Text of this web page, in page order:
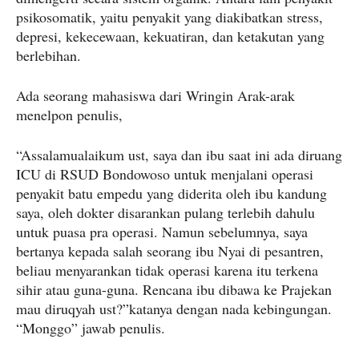
psikosomatik, yaitu penyakit yang diakibatkan stress,
depresi, kekecewaan, kekuatiran, dan ketakutan yang
berlebihan.
Ada seorang mahasiswa dari Wringin Arak-arak
menelpon penulis,
“Assalamualaikum ust, saya dan ibu saat ini ada diruang
ICU di RSUD Bondowoso untuk menjalani operasi
penyakit batu empedu yang diderita oleh ibu kandung
saya, oleh dokter disarankan pulang terlebih dahulu
untuk puasa pra operasi. Namun sebelumnya, saya
bertanya kepada salah seorang ibu Nyai di pesantren,
beliau menyarankan tidak operasi karena itu terkena
sihir atau guna-guna. Rencana ibu dibawa ke Prajekan
mau diruqyah ust?”katanya dengan nada kebingungan.
“Monggo” jawab penulis.